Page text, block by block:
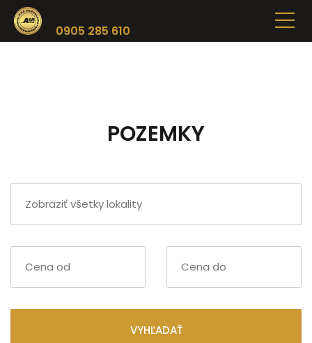
0905 285 610
POZEMKY
VYHĽADAŤ